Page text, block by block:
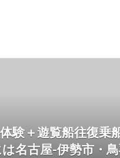
験＋遊覧船往復乗
古屋-伊勢市・鳥